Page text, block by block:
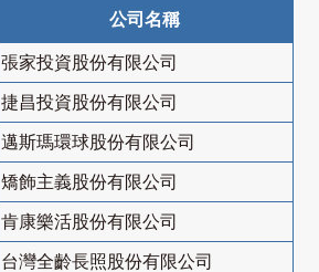
公司名稱
張家投資股份有限公司
捷昌投資股份有限公司
邁斯瑪環球股份有限公司
矯飾主義股份有限公司
肯康樂活股份有限公司
台灣全齡長照股份有限公司